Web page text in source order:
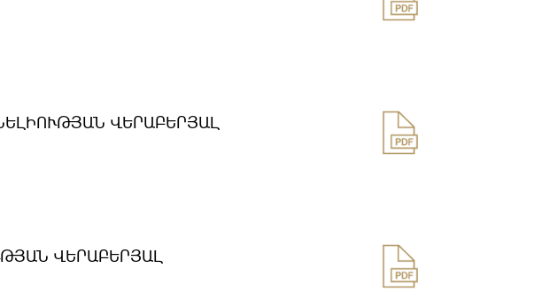
ՎԵՐԱԲԵՐՅԱԼ
ՎԵՐԱԲԵՐՅԱԼ